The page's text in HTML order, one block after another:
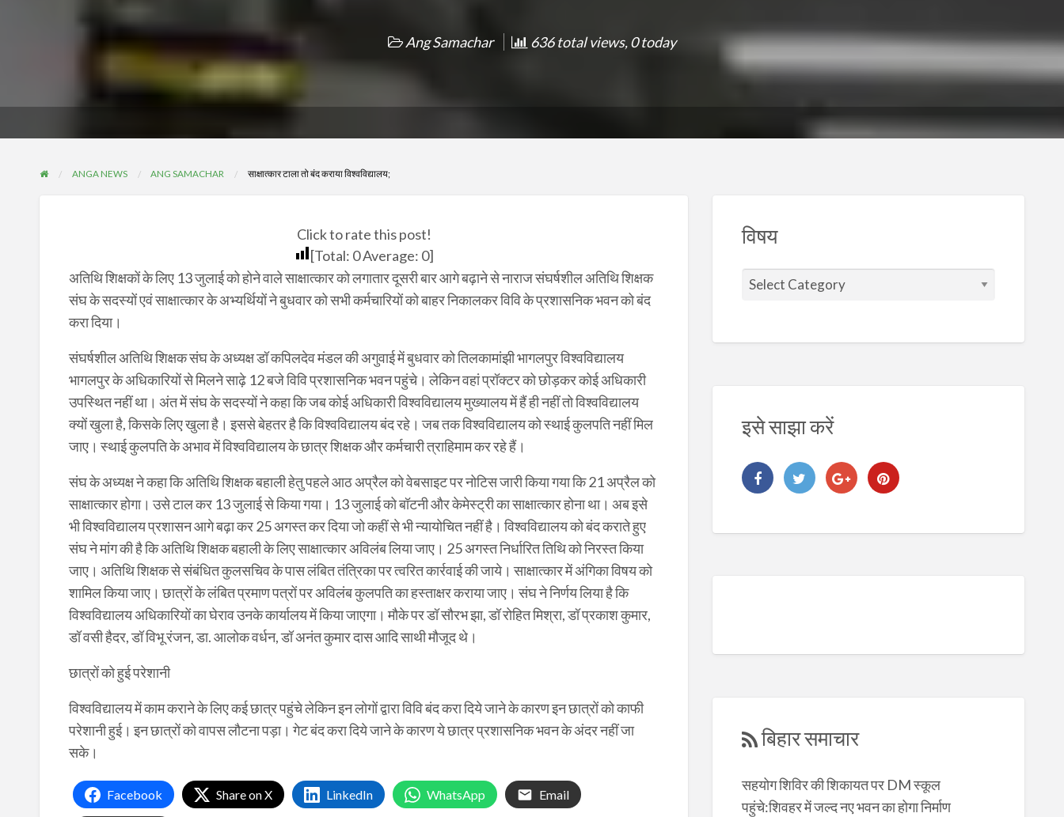
Ang Samachar 636 total views, 0 today
ANGA NEWS ANG SAMACHAR साक्षात्कार टाला तो बंद कराया विश्वविद्यालय;
Click to rate this post!
[Total: 0Average: 0]
अतिथि शिक्षकों के लिए 13 जुलाई को होने वाले साक्षात्कार को लगातार दूसरी बार आगे बढ़ाने से नाराज संघर्षशील अतिथि शिक्षक
संघ के सदस्यों एवं साक्षात्कार के अभ्यर्थियों ने बुधवार को सभी कर्मचारियों को बाहर निकालकर विवि के प्रशासनिक भवन को बंद
करा दिया।
संघर्षशील अतिथि शिक्षक संघ के अध्यक्ष डॉ कपिलदेव मंडल की अगुवाई में बुधवार को तिलकामांझी भागलपुर विश्वविद्यालय
भागलपुर के अधिकारियों से मिलने साढ़े 12 बजे विवि प्रशासनिक भवन पहुंचे। लेकिन वहां प्रॉक्टर को छोड़कर कोई अधिकारी
उपस्थित नहीं था। अंत में संघ के सदस्यों ने कहा कि जब कोई अधिकारी विश्वविद्यालय मुख्यालय में हैं ही नहीं तो विश्वविद्यालय
क्यों खुला है, किसके लिए खुला है। इससे बेहतर है कि विश्वविद्यालय बंद रहे। जब तक विश्वविद्यालय को स्थाई कुलपति नहीं मिल
जाए। स्थाई कुलपति के अभाव में विश्वविद्यालय के छात्र शिक्षक और कर्मचारी त्राहिमाम कर रहे हैं।
संघ के अध्यक्ष ने कहा कि अतिथि शिक्षक बहाली हेतु पहले आठ अप्रैल को वेबसाइट पर नोटिस जारी किया गया कि 21 अप्रैल को
साक्षात्कार होगा। उसे टाल कर 13 जुलाई से किया गया। 13 जुलाई को बॉटनी और केमेस्ट्री का साक्षात्कार होना था। अब इसे
भी विश्वविद्यालय प्रशासन आगे बढ़ा कर 25 अगस्त कर दिया जो कहीं से भी न्यायोचित नहीं है। विश्वविद्यालय को बंद कराते हुए
संघ ने मांग की है कि अतिथि शिक्षक बहाली के लिए साक्षात्कार अविलंब लिया जाए। 25 अगस्त निर्धारित तिथि को निरस्त किया
जाए। अतिथि शिक्षक से संबंधित कुलसचिव के पास लंबित तंत्रिका पर त्वरित कार्रवाई की जाये। साक्षात्कार में अंगिका विषय को
शामिल किया जाए। छात्रों के लंबित प्रमाण पत्रों पर अविलंब कुलपति का हस्ताक्षर कराया जाए। संघ ने निर्णय लिया है कि
विश्वविद्यालय अधिकारियों का घेराव उनके कार्यालय में किया जाएगा। मौके पर डॉ सौरभ झा, डॉ रोहित मिश्रा, डॉ प्रकाश कुमार,
डॉ वसी हैदर, डॉ विभू रंजन, डा. आलोक वर्धन, डॉ अनंत कुमार दास आदि साथी मौजूद थे।
छात्रों को हुई परेशानी
विश्वविद्यालय में काम कराने के लिए कई छात्र पहुंचे लेकिन इन लोगों द्वारा विवि बंद करा दिये जाने के कारण इन छात्रों को काफी
परेशानी हुई। इन छात्रों को वापस लौटना पड़ा। गेट बंद करा दिये जाने के कारण ये छात्र प्रशासनिक भवन के अंदर नहीं जा
सके।
Facebook Share on X LinkedIn WhatsApp Email
विषय
इसे साझा करें
बिहार समाचार
सहयोग शिविर की शिकायत पर DM स्कूल
पहुंचे:शिवहर में जल्द नए भवन का होगा निर्माण